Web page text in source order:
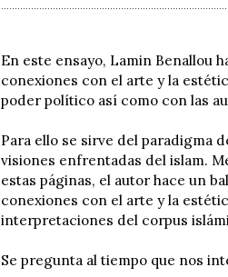
En este ensayo, Lamin Benallou
conexiones con el arte y la
poder político así como con las
Para ello se sirve del paradigma
visiones enfrentadas del islam.
estas páginas, el autor hace un
conexiones con el arte y la
interpretaciones del corpus
Se pregunta al tiempo que nos